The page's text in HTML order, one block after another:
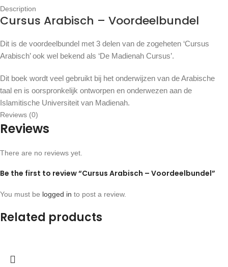
Description
Cursus Arabisch – Voordeelbundel
Dit is de voordeelbundel met 3 delen van de zogeheten ‘Cursus
Arabisch’ ook wel bekend als ‘De Madienah Cursus’.
Dit boek wordt veel gebruikt bij het onderwijzen van de Arabische
taal en is oorspronkelijk ontworpen en onderwezen aan de
Islamitische Universiteit van Madienah.
Reviews (0)
Reviews
There are no reviews yet.
Be the first to review “Cursus Arabisch – Voordeelbundel”
You must be logged in to post a review.
Related products